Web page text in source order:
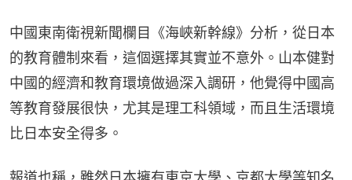
中國東南衛視新聞欄目《海峽新幹線》分析，從日本
的教育體制來看，這個選擇其實並不意外。山本健對
中國的經濟和教育環境做過深入調研，他覺得中國高
等教育發展很快，尤其是理工科領域，而且生活環境
比日本安全得多。